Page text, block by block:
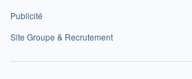
Publicité
Site Groupe & Recrutement